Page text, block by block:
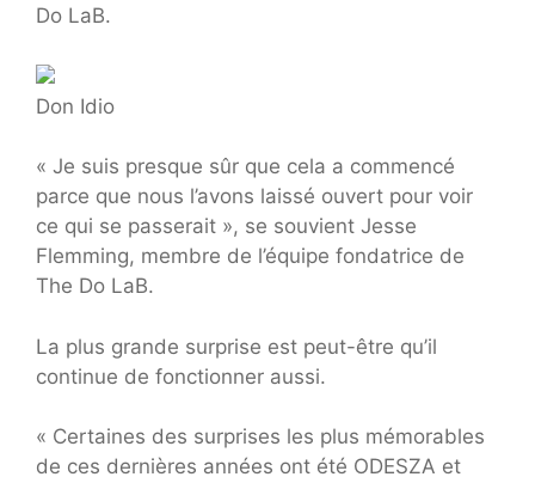
Do LaB.
Don Idio
« Je suis presque sûr que cela a commencé
parce que nous l’avons laissé ouvert pour voir
ce qui se passerait », se souvient Jesse
Flemming, membre de l’équipe fondatrice de
The Do LaB.
La plus grande surprise est peut-être qu’il
continue de fonctionner aussi.
« Certaines des surprises les plus mémorables
de ces dernières années ont été ODESZA et